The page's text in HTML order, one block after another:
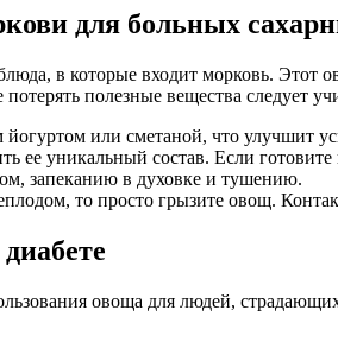
для больных
в которые входит морковь. Этот
полезные вещества следует
или сметаной, что улучшит
ее уникальный состав. Если
запеканию в духовке и тушению.
то просто грызите овощ.
овоща для людей,